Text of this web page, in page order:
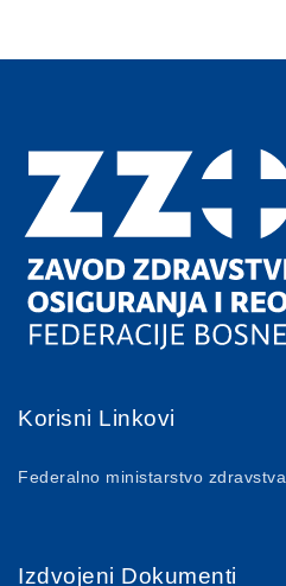
Korisni Linkovi
Federalno ministarstvo zdravstva
Izdvojeni Dokumenti